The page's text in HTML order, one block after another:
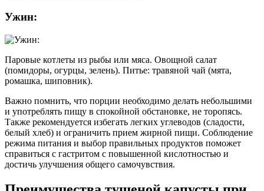
Ужин:
Паровые котлеты из рыбы или мяса. Овощной салат
(помидоры, огурцы, зелень). Питье: травяной чай (мята,
ромашка, шиповник).
Важно помнить, что порции необходимо делать небольшими
и употреблять пищу в спокойной обстановке, не торопясь.
Также рекомендуется избегать легких углеводов (сладости,
белый хлеб) и ограничить прием жирной пищи. Соблюдение
режима питания и выбор правильных продуктов поможет
справиться с гастритом с повышенной кислотностью и
достичь улучшения общего самочувствия.